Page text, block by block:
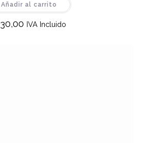
Añadir al carrito
30,00 IVA Incluido